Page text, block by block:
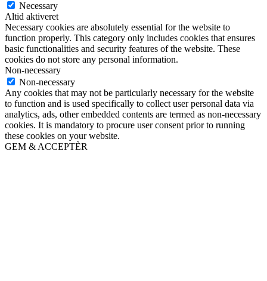
Necessary
Altid aktiveret
Necessary cookies are absolutely essential for the website to
function properly. This category only includes cookies that ensures
basic functionalities and security features of the website. These
cookies do not store any personal information.
Non-necessary
Non-necessary
Any cookies that may not be particularly necessary for the website
to function and is used specifically to collect user personal data via
analytics, ads, other embedded contents are termed as non-necessary
cookies. It is mandatory to procure user consent prior to running
these cookies on your website.
GEM & ACCEPTÈR